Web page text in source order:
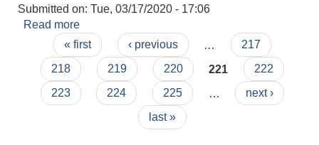
Submitted on: Tue, 03/17/2020 - 17:06
Read more
Pages« first ‹ previous
217
218
219 220 221
222
223
224 225
next ›
last »